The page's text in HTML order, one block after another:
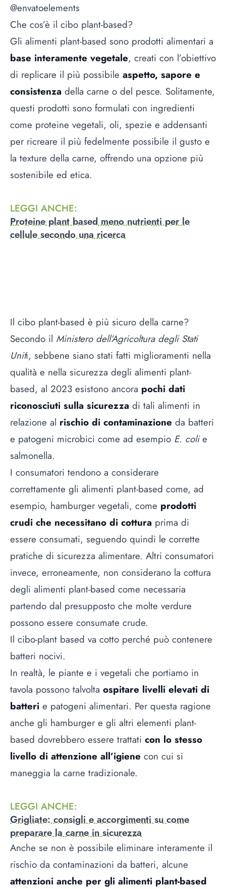
@envatoelements
Che cos’è il cibo plant-based?
Gli alimenti plant-based sono prodotti alimentari a
base interamente vegetale, creati con l’obiettivo
di replicare il più possibile aspetto, sapore e
consistenza della carne o del pesce. Solitamente,
questi prodotti sono formulati con ingredienti
come proteine vegetali, oli, spezie e addensanti
per ricreare il più fedelmente possibile il gusto e
la texture della carne, offrendo una opzione più
sostenibile ed etica.
LEGGI ANCHE:
Proteine plant based meno nutrienti per le
cellule secondo una ricerca
Il cibo plant-based è più sicuro della carne?
Secondo il Ministero dell’Agricoltura degli Stati
Uniti, sebbene siano stati fatti miglioramenti nella
qualità e nella sicurezza degli alimenti plant-
based, al 2023 esistono ancora pochi dati
riconosciuti sulla sicurezza di tali alimenti in
relazione al rischio di contaminazione da batteri
e patogeni microbici come ad esempio E. colie
salmonella.
I consumatori tendono a considerare
correttamente gli alimenti plant-based come, ad
esempio, hamburger vegetali, come prodotti
crudi che necessitano di cottura prima di
essere consumati, seguendo quindi le corrette
pratiche di sicurezza alimentare. Altri consumatori
invece, erroneamente, non considerano la cottura
degli alimenti plant-based come necessaria
partendo dal presupposto che molte verdure
possono essere consumate crude.
Il cibo-plant based va cotto perché può contenere
batteri nocivi.
In realtà, le piante e i vegetali che portiamo in
tavola possono talvolta ospitare livelli elevati di
batteri e patogeni alimentari. Per questa ragione
anche gli hamburger e gli altri elementi plant-
based dovrebbero essere trattati con lo stesso
livello di attenzione all’igiene con cui si
maneggia la carne tradizionale.
LEGGI ANCHE:
Grigliate: consigli e accorgimenti su come
preparare la carne in sicurezza
Anche se non è possibile eliminare interamente il
rischio da contaminazioni da batteri, alcune
attenzioni anche per gli alimenti plant-based